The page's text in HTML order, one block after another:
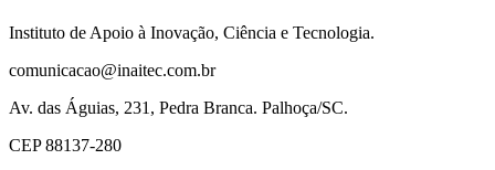
Instituto de Apoio à Inovação, Ciência e Tecnologia.
comunicacao@inaitec.com.br
Av. das Águias, 231, Pedra Branca. Palhoça/SC.
CEP 88137-280